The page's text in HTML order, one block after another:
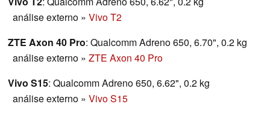
análise externo » Vivo T2
ZTE Axon 40 Pro: Qualcomm Adreno 650, 6.70", 0.2 kg
análise externo » ZTE Axon 40 Pro
Vivo S15: Qualcomm Adreno 650, 6.62", 0.2 kg
análise externo » Vivo S15